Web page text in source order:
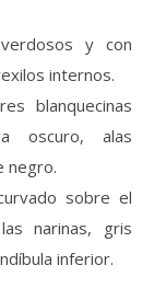
y con
internos.
blanquecinas
oscuro, alas
negro.
sobre el
narinas, gris
inferior.